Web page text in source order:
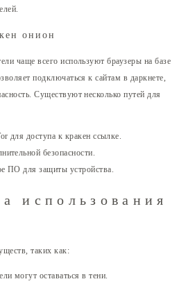
онион
чаще всего используют браузеры на базе
подключаться к сайтам в даркнете,
Существуют несколько путей для
для доступа к кракен ссылке.
безопасности.
ПО для защиты устройства.
использования
таких как:
могут оставаться в тени.